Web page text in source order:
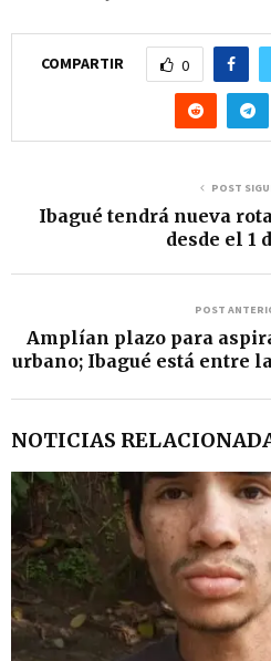
COMPARTIR 0
POST
Ibagué tendrá nueva
desde el 1
POST
Amplían plazo para
urbano; Ibagué está entre
NOTICIAS